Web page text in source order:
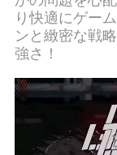
けでなく、よ
り快適にゲー
ンと緻密な戦
強さ！